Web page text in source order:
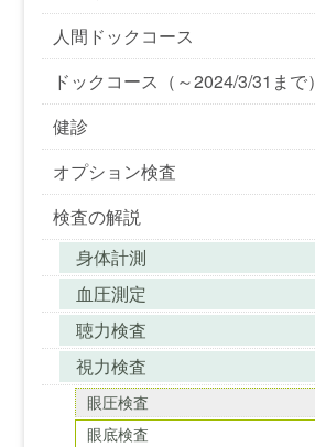
人間ドックコース
ドックコース（～2024/3/31まで）
健診
オプション検査
検査の解説
身体計測
血圧測定
聴力検査
視力検査
眼圧検査
眼底検査